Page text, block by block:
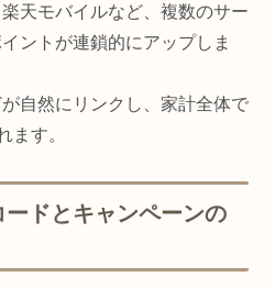
天モバイルなど、複数のサー
ントが連鎖的にアップしま
自然にリンクし、家計全体で
ます。
ドとキャンペーンの